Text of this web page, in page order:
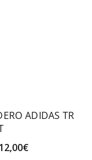
ADIDAS TR
El
12,00€El